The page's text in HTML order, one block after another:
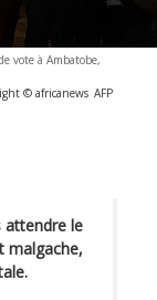
vote à Ambatobe,
© africanews AFP
attendre le
malgache,